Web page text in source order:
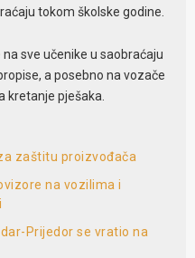
tokom školske godine.
sve učenike u saobraćaju
a posebno na vozače
kretanje pješaka.
zaštitu proizvođača
na vozilima i
Prijedor se vratio na